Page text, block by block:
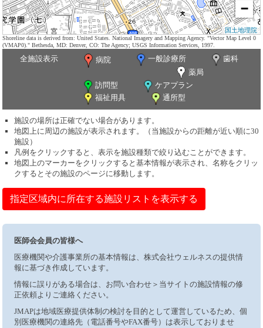
−
国土地理院
Shoreline data is derived from: United States. National Imagery and Mapping Agency. "Vector Map Level 0
(VMAP0)." Bethesda, MD: Denver, CO: The Agency; USGS Information Services, 1997.
全施設表示 病院 一般診療所
歯科
薬局
訪問型
ケアプラン
福祉用具
通所型
施設の場所は正確でない場合があります。
地図上に周辺の施設が表示されます。（当施設からの距離が近い順に30
施設）
凡例をクリックすると、表示を施設種類で絞り込むことができます。
地図上のマーカーをクリックすると基本情報が表示され、名称をクリッ
クするとその施設のページに移動します。
指定区域内に所在する施設リストを表示する
医師会会員の皆様へ
医療機関や介護事業所の基本情報は、株式会社ウェルネスの提供情
報に基づき作成しています。
情報に誤りがある場合は、お問い合わせ＞当サイトの施設情報の修
正依頼よりご連絡ください。
JMAPは地域医療提供体制の検討を目的として運営しているため、個
別医療機関の連絡先（電話番号やFAX番号）は表示しておりませ